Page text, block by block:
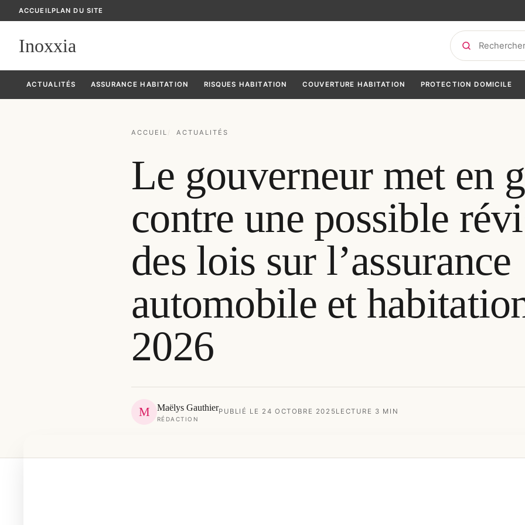
ACCUEILPLAN DU SITE
Inoxxia Rechercher
ACTUALITÉS ASSURANCE HABITATION RISQUES HABITATION COUVERTURE HABITATION PROTECTION DOMICILE
ACCUEIL ACTUALITÉS
Le gouverneur met en
contre une possible
des lois sur l’assurance
automobile et
2026
M Maëlys Gauthier
RÉDACTION
PUBLIÉ LE 24 OCTOBRE 2025LECTURE 3 MIN